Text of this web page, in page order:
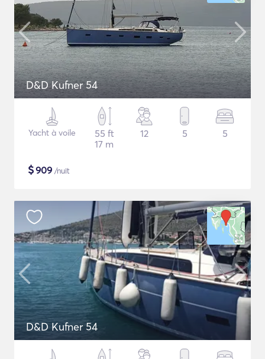
D&D Kufner 54
Yacht à voile
55 ft
17 m
12 5 5
$909 /nuit
D&D Kufner 54